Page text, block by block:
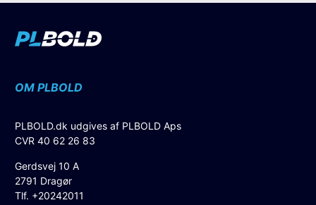
OM PLBOLD
PLBOLD.dk udgives af PLBOLD Aps
CVR 40 62 26 83
Gerdsvej 10 A
2791 Dragør
Tlf. +20242011